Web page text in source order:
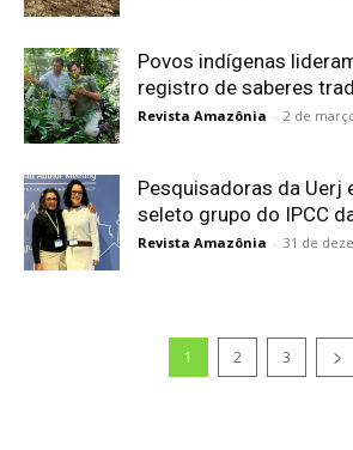
Povos indígenas
registro de saberes
Revista Amazônia - 2 de
Pesquisadoras da Uerj
seleto grupo do IPCC
Revista Amazônia - 31 de
1 2 3